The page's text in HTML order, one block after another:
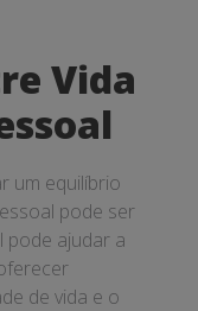
Vida
um equilíbrio
pode ser
pode ajudar a
de vida e o